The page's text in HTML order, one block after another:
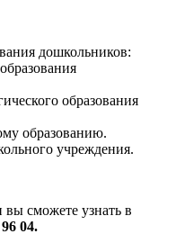
дошкольников:
образования
образованию.
учреждения.
сможете узнать в
04.